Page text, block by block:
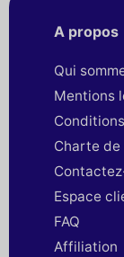
A propos
Qui
Mentions
Charte
Espace
FAQ
Affiliation